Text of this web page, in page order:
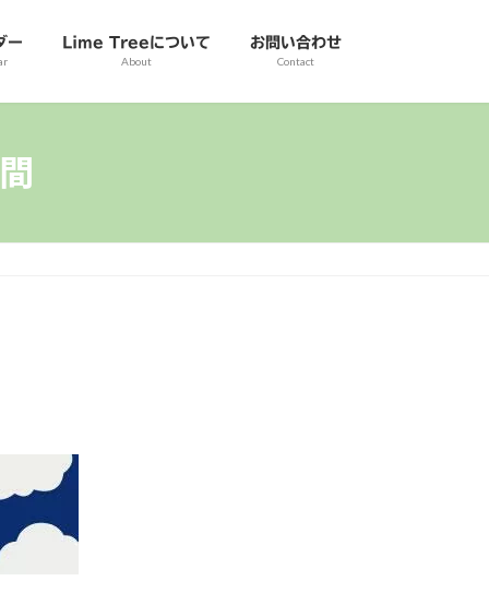
ー Lime Treeについて
About
お問い合わせ
Contact